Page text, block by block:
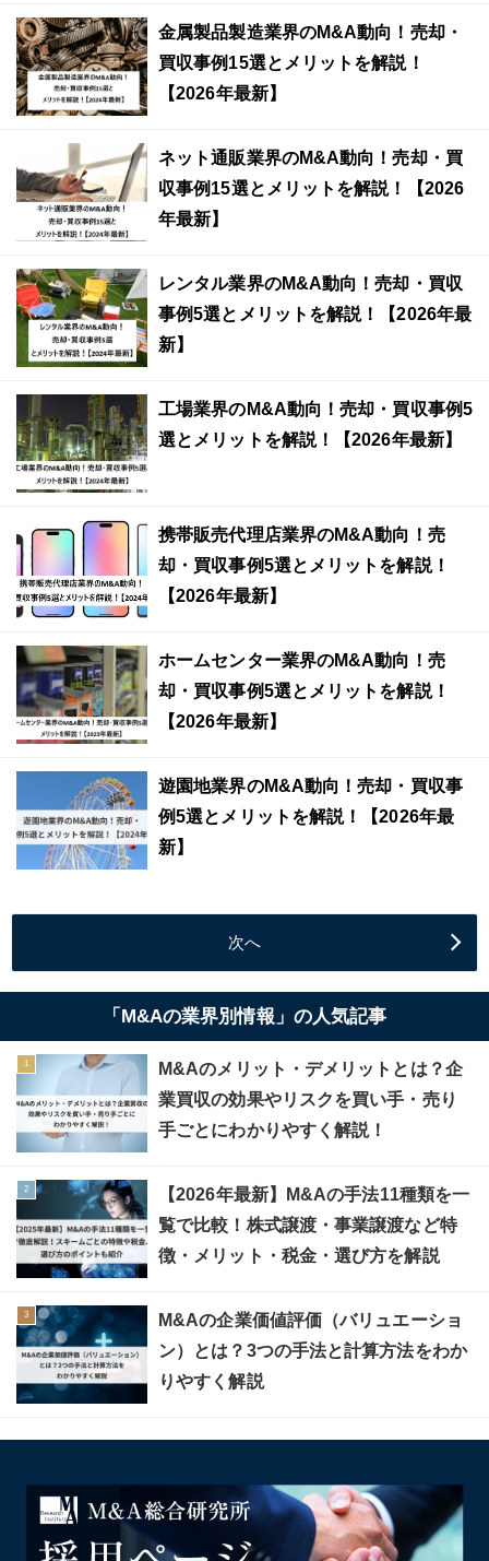
金属製品製造業界のM&A動向！売却・
買収事例15選とメリットを解説！
【2026年最新】
ネット通販業界のM&A動向！売却・買
収事例15選とメリットを解説！【2026
年最新】
レンタル業界のM&A動向！売却・買収
事例5選とメリットを解説！【2026年最
新】
工場業界のM&A動向！売却・買収事例5
選とメリットを解説！【2026年最新】
携帯販売代理店業界のM&A動向！売
却・買収事例5選とメリットを解説！
【2026年最新】
ホームセンター業界のM&A動向！売
却・買収事例5選とメリットを解説！
【2026年最新】
遊園地業界のM&A動向！売却・買収事
例5選とメリットを解説！【2026年最
新】
次へ
「M&Aの業界別情報」の人気記事
M&Aのメリット・デメリットとは？企
業買収の効果やリスクを買い手・売り
手ごとにわかりやすく解説！
【2026年最新】M&Aの手法11種類を一
覧で比較！株式譲渡・事業譲渡など特
徴・メリット・税金・選び方を解説
M&Aの企業価値評価（バリュエーショ
ン）とは？3つの手法と計算方法をわか
りやすく解説